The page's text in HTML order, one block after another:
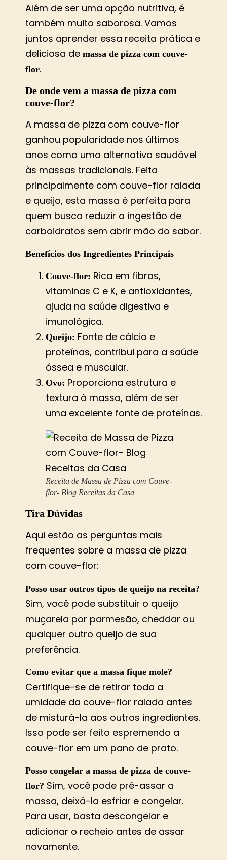
Além de ser uma opção nutritiva, é
também muito saborosa. Vamos
juntos aprender essa receita prática e
deliciosa de massa de pizza com couve-
flor.
De onde vem a massa de pizza com
couve-flor?
A massa de pizza com couve-flor
ganhou popularidade nos últimos
anos como uma alternativa saudável
às massas tradicionais. Feita
principalmente com couve-flor ralada
e queijo, esta massa é perfeita para
quem busca reduzir a ingestão de
carboidratos sem abrir mão do sabor.
Benefícios dos Ingredientes Principais
Couve-flor: Rica em fibras,
vitaminas C e K, e antioxidantes,
ajuda na saúde digestiva e
imunológica.
Queijo: Fonte de cálcio e
proteínas, contribui para a saúde
óssea e muscular.
Ovo: Proporciona estrutura e
textura à massa, além de ser
uma excelente fonte de proteínas.
Receita de Massa de Pizza com Couve-
flor- Blog Receitas da Casa
Tira Dúvidas
Aqui estão as perguntas mais
frequentes sobre a massa de pizza
com couve-flor:
Posso usar outros tipos de queijo na receita?
Sim, você pode substituir o queijo
muçarela por parmesão, cheddar ou
qualquer outro queijo de sua
preferência​​​​.
Como evitar que a massa fique mole?
Certifique-se de retirar toda a
umidade da couve-flor ralada antes
de misturá-la aos outros ingredientes.
Isso pode ser feito espremendo a
couve-flor em um pano de prato​​​​.
Posso congelar a massa de pizza de couve-
flor? Sim, você pode pré-assar a
massa, deixá-la esfriar e congelar.
Para usar, basta descongelar e
adicionar o recheio antes de assar
novamente​​.